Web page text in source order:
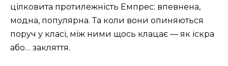
цілковита протилежність Емпрес: впевнена,
модна, популярна. Та коли вони опиняються
поруч у класі, між ними щось клацає — як іскра
або… закляття.